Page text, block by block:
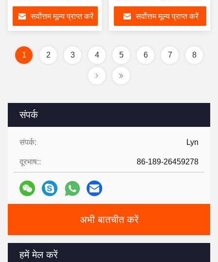
संपर्क
संपर्क: Lyn
दूरभाष:: 86-189-26459278
अभी बातचीत करें
हमें मेल करें
सर्वोत्तम मूल्य प्राप्त करें
पार्ट्स
सर्वोत्तम मूल्य प्राप्त करें
1 2 3 4 5 6 7 8